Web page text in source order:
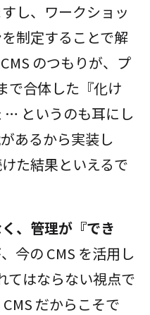
し、ワークショッ
制定することで解
のつもりが、プ
で合体した『化け
… というのも耳にし
あるから実装し
た結果といえるで
、管理が『でき
今の CMS を活用し
てはならない視点で
だからこそで